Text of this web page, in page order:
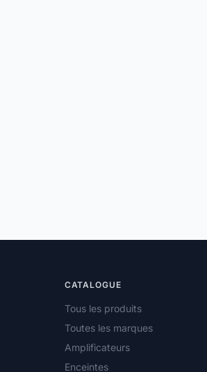
CATALOGUE
Tous les produits
Toutes les marques
Amplificateurs
Enceintes